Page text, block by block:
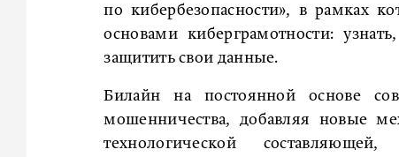
по кибербезопасности», в рамках
основами киберграмотности:
защитить свои данные.
Билайн на постоянной основе
мошенничества, добавляя новые
технологической